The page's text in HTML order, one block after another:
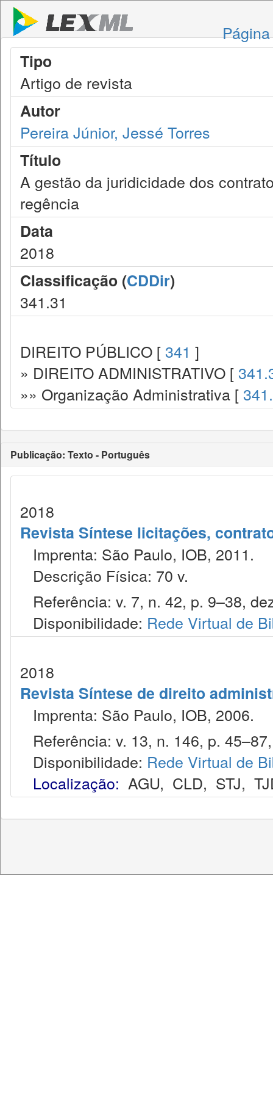
Tipo
Artigo de revista
Autor
Pereira Júnior, Jessé Torres
Título
A gestão da juridicidade dos
regência
Data
2018
Classificação (CDDir)
341.31
DIREITO PÚBLICO [ 341 ]
» DIREITO ADMINISTRATIVO [
»» Organização Administrativa [
Publicação: Texto - Português
2018
Revista Síntese licitações,
Imprenta: São Paulo, IOB, 2011.
Descrição Física: 70 v.
Referência: v. 7, n. 42, p. 9–38,
Disponibilidade: Rede Virtual de
2018
Revista Síntese de direito
Imprenta: São Paulo, IOB, 2006.
Referência: v. 13, n. 146, p.
Disponibilidade: Rede Virtual de
Localização: AGU, CLD, STJ,